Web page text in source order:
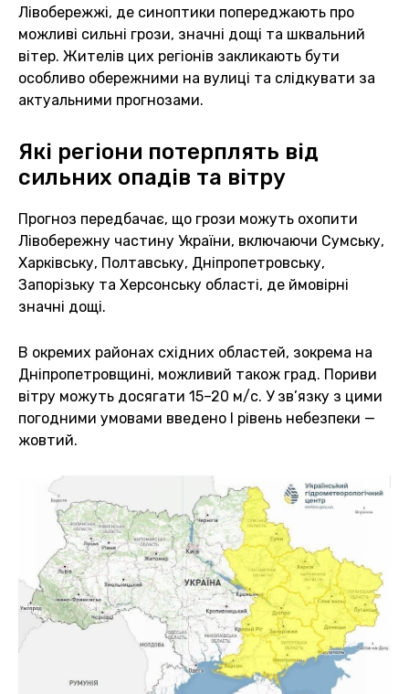
Лівобережжі, де синоптики попереджають про
можливі сильні грози, значні дощі та шквальний
вітер. Жителів цих регіонів закликають бути
особливо обережними на вулиці та слідкувати за
актуальними прогнозами.
Які регіони потерплять від
сильних опадів та вітру
Прогноз передбачає, що грози можуть охопити
Лівобережну частину України, включаючи Сумську,
Харківську, Полтавську, Дніпропетровську,
Запорізьку та Херсонську області, де ймовірні
значні дощі.
В окремих районах східних областей, зокрема на
Дніпропетровщині, можливий також град. Пориви
вітру можуть досягати 15–20 м/с. У зв’язку з цими
погодними умовами введено І рівень небезпеки —
жовтий.